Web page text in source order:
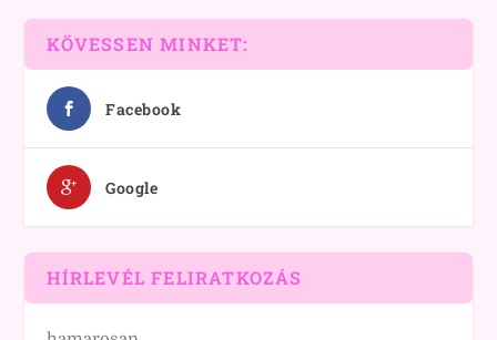
KÖVESSEN MINKET:
Facebook
Google
HÍRLEVÉL FELIRATKOZÁS